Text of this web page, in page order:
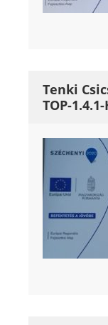
Tenki
TOP-